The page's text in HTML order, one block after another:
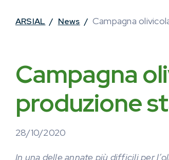
ARSIAL / News / Campagna
Campagna
produzione
28/10/2020
In una delle annate più difficili per